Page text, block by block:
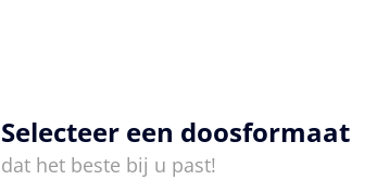
Selecteer een doosformaat
dat het beste bij u past!